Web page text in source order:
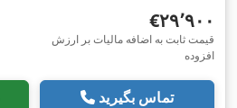
‎€۲۹٬۹۰۰
قیمت ثابت به اضافه مالیات بر ارزش
افزوده
تماس بگیرید